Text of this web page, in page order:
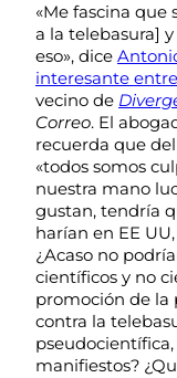
«Me fascina que
a la telebasura]
eso», dice
interesante
vecino de
Correo. El
recuerda que
«todos somos
nuestra mano
gustan, tendría
harían en EE
¿Acaso no
científicos y no
promoción de la
contra la
manifiestos?